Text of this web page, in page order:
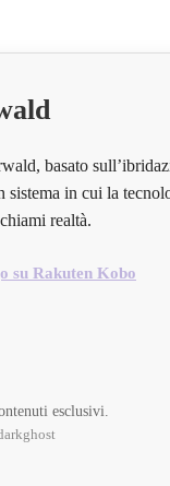
basato
sistema in cui la
realtà.
su Rakuten Kobo
esclusivi.